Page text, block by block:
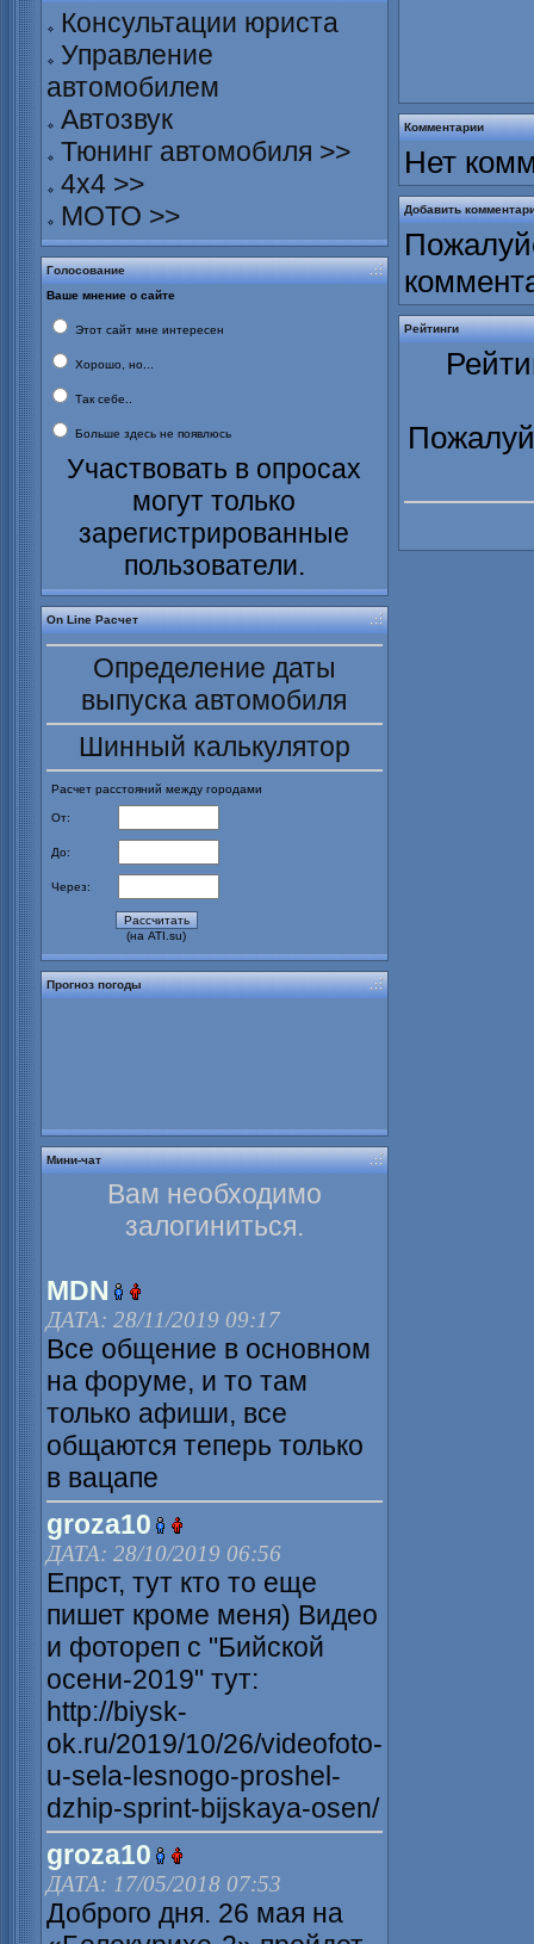
Консультации юриста
Управление
автомобилем
Автозвук
Тюнинг автомобиля >>
4х4 >>
МОТО >>
Голосование
Ваше мнение о сайте
Этот сайт мне интересен
Хорошо, но...
Так себе..
Больше здесь не появлюсь
Участвовать в опросах
могут только
зарегистрированные
пользователи.
On Line Расчет
Определение даты
выпуска автомобиля
Шинный калькулятор
Расчет расстояний между городами
От:
До:
Через:
(на ATI.su)
Прогноз погоды
Мини-чат
Вам необходимо
залогиниться.
MDN
ДАТА: 28/11/2019 09:17
Все общение в основном
на форуме, и то там
только афиши, все
общаются теперь только
в вацапе
groza10
ДАТА: 28/10/2019 06:56
Епрст, тут кто то еще
пишет кроме меня) Видео
и фотореп с "Бийской
осени-2019" тут:
http://biysk-
ok.ru/2019/10/26/videofoto-
u-sela-lesnogo-proshel-
dzhip-sprint-bijskaya-osen/
groza10
ДАТА: 17/05/2018 07:53
Доброго дня. 26 мая на
Комментарии
Нет
Добавить
Рейтинги